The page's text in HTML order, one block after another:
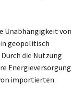
Unabhängigkeit von
geopolitisch
die Nutzung
Energieversorgung
importierten